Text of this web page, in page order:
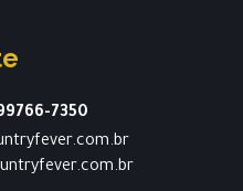
7350